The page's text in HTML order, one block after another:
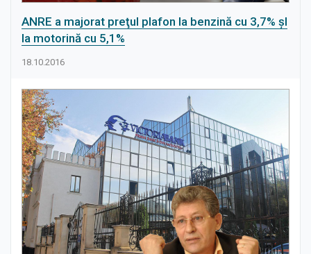
ANRE a majorat preţul plafon la benzină cu 3,7% şI
la motorină cu 5,1%
18.10.2016